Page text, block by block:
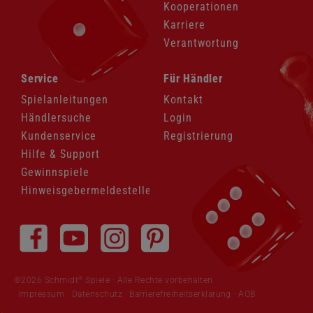
Kooperationen
Karriere
Verantwortung
Navigation
überspringen
Service
Spielanleitungen
Händlersuche
Kundenservice
Hilfe & Support
Gewinnspiele
Hinweisgebermeldestelle
Navigation
überspringen
Für Händler
Kontakt
Login
Registrierung
überspringen
©2026 Schmidt ®
Spiele · Alle Rechte vorbehalten
Impressum · Datenschutz · Barrierefreiheitserklärung · AGB